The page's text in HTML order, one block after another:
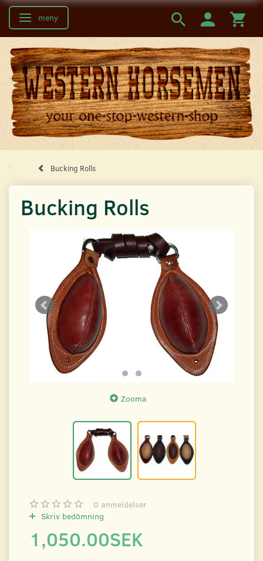
Ändra navigering
meny
Bucking Rolls
Bucking Rolls
Zooma
0 anmeldelser
Skriv bedömning
1,050.00SEK